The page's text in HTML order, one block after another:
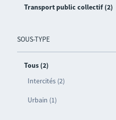
Transport public collectif (2)
SOUS-TYPE
Tous (2)
Intercités (2)
Urbain (1)